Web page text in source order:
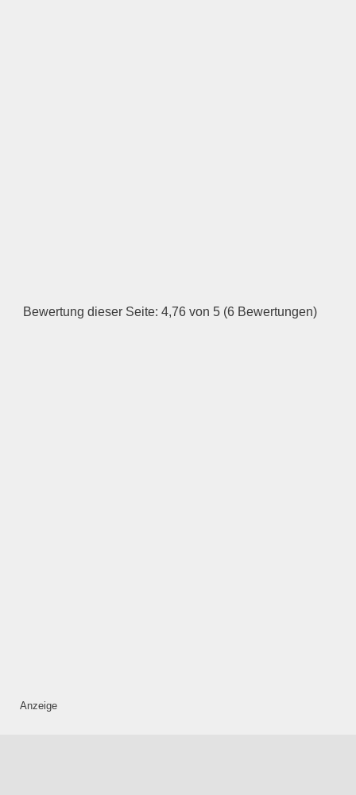
Bewertung dieser Seite: 4,76 von 5 (6 Bewertungen)
Anzeige